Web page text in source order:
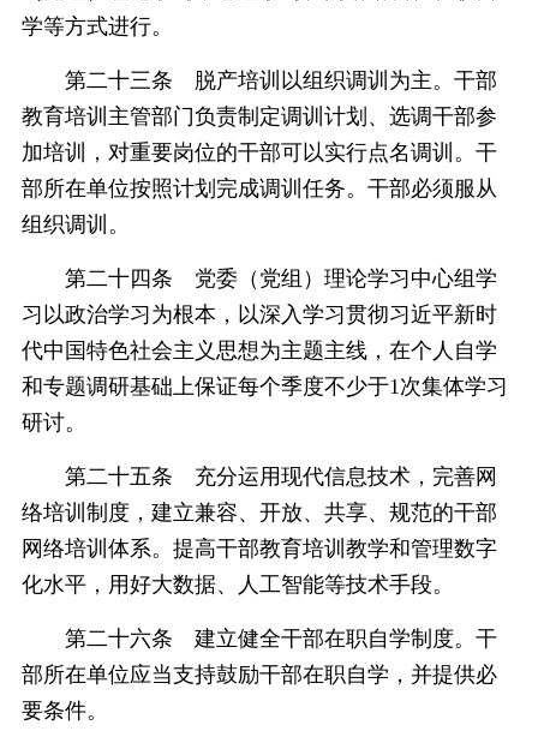
学等方式进行。
第二十三条 脱产培训以组织调训为主。干部
教育培训主管部门负责制定调训计划、选调干部参
加培训，对重要岗位的干部可以实行点名调训。干
部所在单位按照计划完成调训任务。干部必须服从
组织调训。
第二十四条 党委（党组）理论学习中心组学
习以政治学习为根本，以深入学习贯彻习近平新时
代中国特色社会主义思想为主题主线，在个人自学
和专题调研基础上保证每个季度不少于1次集体学习
研讨。
第二十五条 充分运用现代信息技术，完善网
络培训制度，建立兼容、开放、共享、规范的干部
网络培训体系。提高干部教育培训教学和管理数字
化水平，用好大数据、人工智能等技术手段。
第二十六条 建立健全干部在职自学制度。干
部所在单位应当支持鼓励干部在职自学，并提供必
要条件。